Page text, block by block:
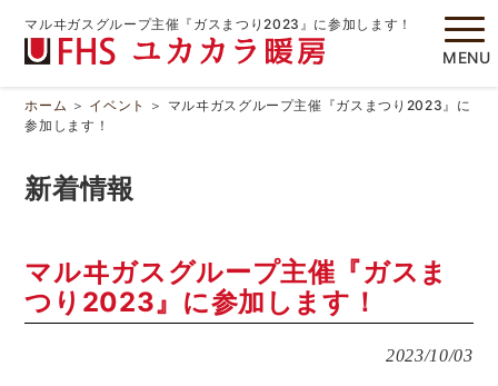
マルヰガスグループ主催『ガスまつり2023』に参加します！
MENU
ホーム ＞ イベント ＞ マルヰガスグループ主催『ガスまつり2023』に
参加します！
新着情報
マルヰガスグループ主催『ガスま
つり2023』に参加します！
2023/10/03